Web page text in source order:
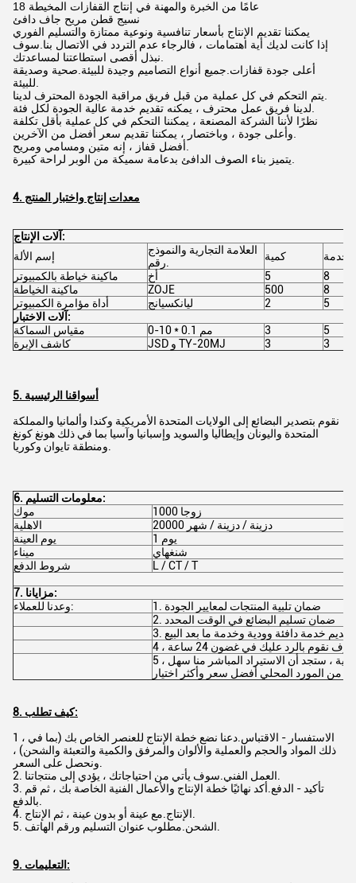
18 عامًا من الخبرة والمهنة في إنتاج القفازات المخيطة
نسيج قطن مريح جاف دافئ
يمكننا تقديم الإنتاج بأسعار تنافسية ونوعية ممتازة والتسليم الفوري
إذا كانت لديك أية اهتمامات ، فالرجاء عدم التردد في الاتصال بنا.سوف
نبذل أقصى استطاعتنا لمساعدتك.
أعلى جودة قفازات.جميع أنواع التصاميم وجيدة للبيئة.صحية وصديقة
للبيئة.
يتم التحكم في كل عملية من قبل فريق مراقبة الجودة المحترف لدينا.
لدينا فريق عمل محترف ، يمكنه تقديم خدمة عالية الجودة لكل فئة.
نظرًا لأننا الشركة المصنعة ، يمكننا التحكم في كل عملية بأقل تكلفة
وأعلى جودة ، وباختصار ، يمكننا تقديم سعر أفضل من الآخرين.
أفضل قفاز ، إنه متين ومسامي ومريح.
يتميز بناء الصوف الدافئ بدعامة سميكة من الوبر لراحة كبيرة.
4. معدات إنتاج واختبار المنتج
آلات الإنتاج:
إسم الألة
العلامة التجارية والنموذج
رقم.
كمية
ماكينة خياطة بالكمبيوتر
أخ 5
8
ماكينة الخياطة
ZOJE 500
8
أداة مؤامرة الكمبيوتر
ليانكسيانج 2
5
آلات الاختبار:
مقياس السماكة
0-10 * 0.1 مم 3
5
كاشف الإبرة
JSD و TY-20MJ 3 3
5. أسواقنا الرئيسية
نقوم بتصدير البضائع إلى الولايات المتحدة الأمريكية وكندا وألمانيا والمملكة
المتحدة واليونان وإيطاليا والسويد وإسبانيا وآسيا بما في ذلك هونغ كونغ
ومنطقة تايوان وكوريا.
6. معلومات التسليم:
موك
1000 زوجا
الاهلية
20000 دزينة / دزينة / شهر
يوم العينة
يوم 1
ميناء
شنغهاي
شروط الدفع
L / CT / T
7. مزايانا:
وعدنا للعملاء:
1. ضمان تلبية المنتجات لمعايير الجودة
2. ضمان تسليم البضائع في الوقت المحدد
5 ، نضمن الجودة والخدمة الواقعية ، ستجد أن الاستيراد المباشر منا سهل
8. كيف تطلب:
1 ، الاستفسار - الاقتباس.دعنا نضع خطة الإنتاج للعنصر الخاص بك (بما في
ذلك المواد والحجم والعملية والألوان والمرفق والكمية والتعبئة والشحن) ،
ونحصل على السعر.
2. العمل الفني.سوف يأتي من احتياجاتك ، يؤدي إلى منتجاتنا.
3. تأكيد - الدفع.أكد نهائيًا خطة الإنتاج والأعمال الفنية الخاصة بك ، ثم قم
بالدفع.
4. الإنتاج.مع عينة أو بدون عينة ، ثم الإنتاج.
5. الشحن.مطلوب عنوان التسليم ورقم الهاتف.
9. التعليمات: